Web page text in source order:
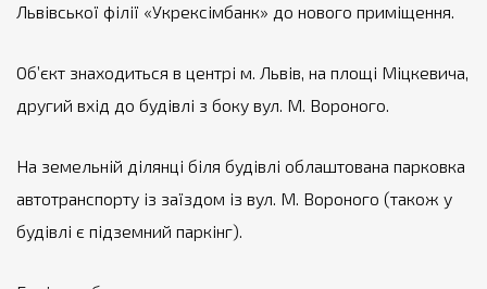
Львівської філії «Укрексімбанк» до нового приміщення.
Об’єкт знаходиться в центрі м. Львів, на площі Міцкевича,
другий вхід до будівлі з боку вул. М. Вороного.
На земельній ділянці біля будівлі облаштована парковка
автотранспорту із заїздом із вул. М. Вороного (також у
будівлі є підземний паркінг).